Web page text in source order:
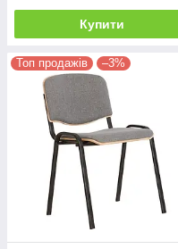
Купити
Топ продажів –3%